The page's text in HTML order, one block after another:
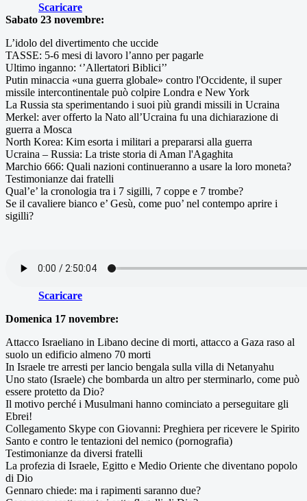
Scaricare
Sabato 23 novembre:
L’idolo del divertimento che uccide
TASSE: 5-6 mesi di lavoro l’anno per pagarle
Ultimo inganno: ‘’Allertatori Biblici’’
Putin minaccia «una guerra globale» contro l'Occidente, il super
missile intercontinentale può colpire Londra e New York
La Russia sta sperimentando i suoi più grandi missili in Ucraina
Merkel: aver offerto la Nato all’Ucraina fu una dichiarazione di
guerra a Mosca
North Korea: Kim esorta i militari a prepararsi alla guerra
Ucraina – Russia: La triste storia di Aman l'Agaghita
Marchio 666: Quali nazioni continueranno a usare la loro moneta?
Testimonianze dai fratelli
Qual’e’ la cronologia tra i 7 sigilli, 7 coppe e 7 trombe?
Se il cavaliere bianco e’ Gesù, come puo’ nel contempo aprire i
sigilli?
Scaricare
Domenica 17 novembre:
Attacco Israeliano in Libano decine di morti, attacco a Gaza raso al
suolo un edificio almeno 70 morti
In Israele tre arresti per lancio bengala sulla villa di Netanyahu
Uno stato (Israele) che bombarda un altro per sterminarlo, come può
essere protetto da Dio?
Il motivo perché i Musulmani hanno cominciato a perseguitare gli
Ebrei!
Collegamento Skype con Giovanni: Preghiera per ricevere le Spirito
Santo e contro le tentazioni del nemico (pornografia)
Testimonianze da diversi fratelli
La profezia di Israele, Egitto e Medio Oriente che diventano popolo
di Dio
Gennaro chiede: ma i rapimenti saranno due?